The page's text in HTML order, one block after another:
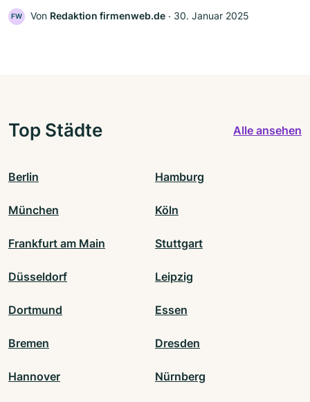
FW Von Redaktion firmenweb.de ‧ 30. Januar 2025
Top Städte Alle ansehen
Berlin Hamburg
München Köln
Frankfurt am Main Stuttgart
Düsseldorf Leipzig
Dortmund Essen
Bremen Dresden
Hannover Nürnberg